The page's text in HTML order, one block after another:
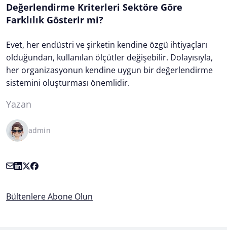
Yazan
admin
Bültenlere Abone Olun
Değerlendirme Kriterleri Sektöre Göre
Farklılık Gösterir mi?
Evet, her endüstri ve şirketin kendine özgü ihtiyaçları
olduğundan, kullanılan ölçütler değişebilir. Dolayısıyla,
her organizasyonun kendine uygun bir değerlendirme
sistemini oluşturması önemlidir.